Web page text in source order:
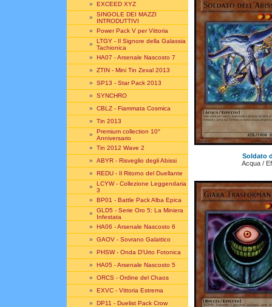
» EXCEED XYZ
» SINGOLE DEI MAZZI
INTRODUTTIVI
» Power Pack V per Vittoria
» LTGY - Il Signore della Galassia
Tachionica
» HA07 - Arsenale Nascosto 7
» ZTIN - Mini Tin Zexal 2013
» SP13 - Star Pack 2013
» SYNCHRO
» CBLZ - Fiammata Cosmica
» Tin 2013
» Premium collection 10°
Anniversario
» Tin 2012 Wave 2
» ABYR - Risveglio degli Abissi
» REDU - Il Ritorno del Duellante
» LCYW - Collezione Leggendaria
3
» BP01 - Battle Pack Alba Epica
» GLD5 - Serie Oro 5: La Miniera
Infestata
» HA06 - Arsenale Nascosto 6
» GAOV - Sovrano Galattico
» PHSW - Onda D'Urto Fotonica
» HA05 - Arsenale Nascosto 5
» ORCS - Ordine del Chaos
» EXVC - Vittoria Estrema
» DP11 - Duelist Pack Crow
Soldato
Acqua /